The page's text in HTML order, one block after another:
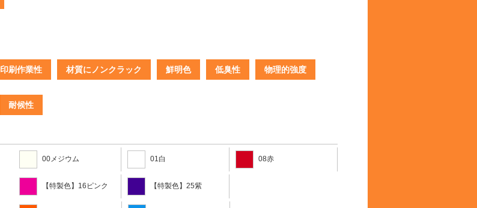
印刷作業性 材質にノンクラック 鮮明色 低臭性 物理的強度
耐候性
00メジウム 01白 08赤
【特製色】16ピンク 【特製色】25紫